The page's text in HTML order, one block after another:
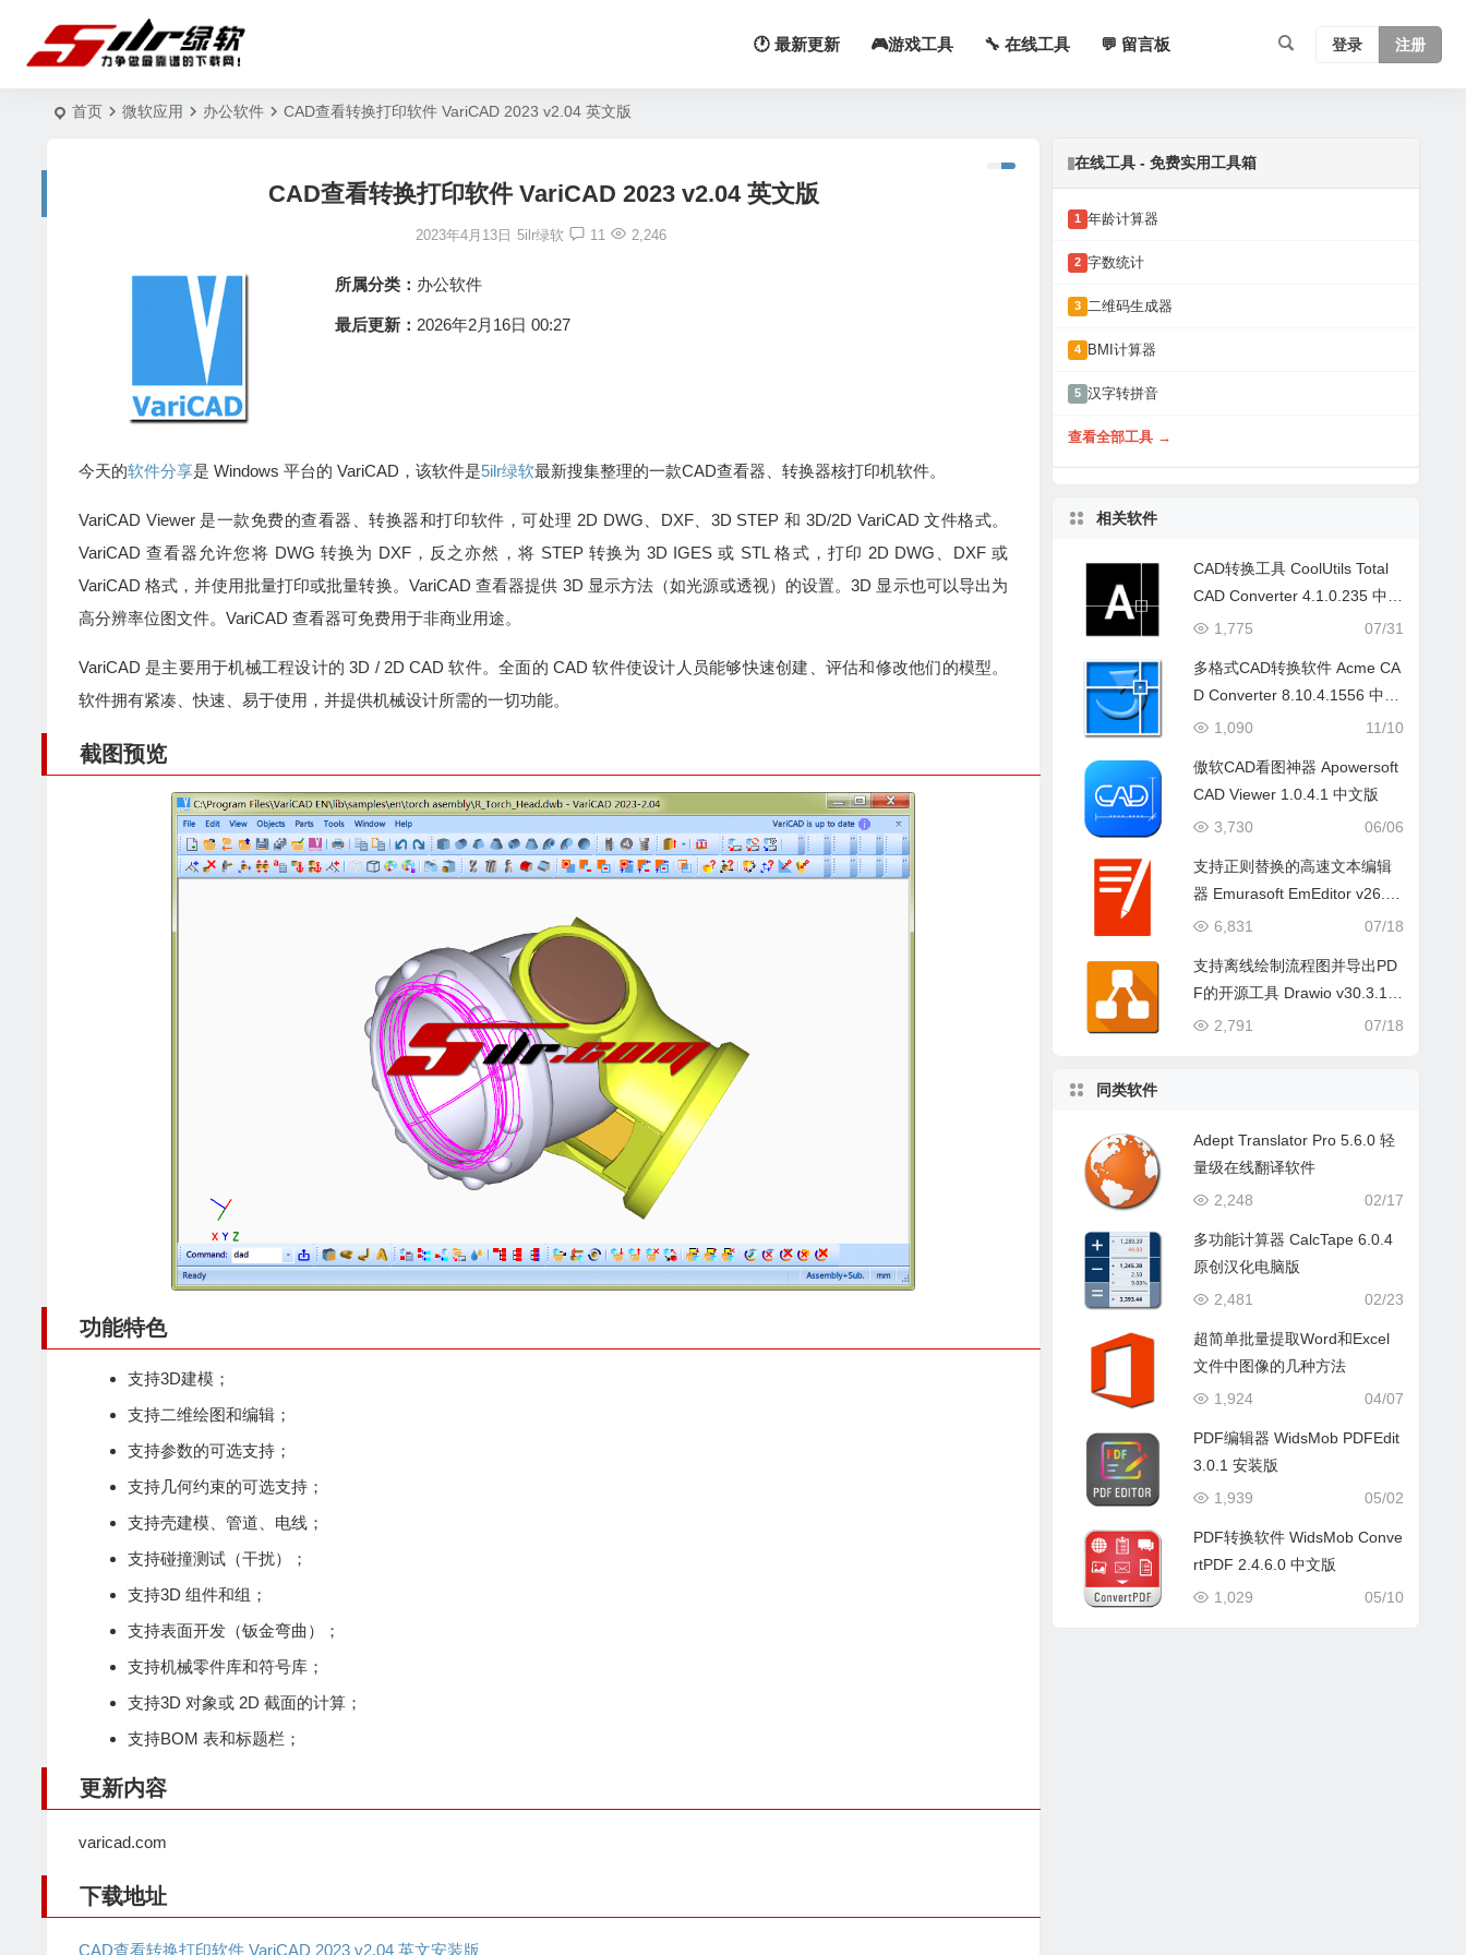
🕐 最新更新 🎮游戏工具 🔧 在线工具 💬 留言板 登录 注册
首页 微软应用 办公软件 CAD查看转换打印软件 VariCAD 2023 v2.04 英文版
CAD查看转换打印软件 VariCAD 2023 v2.04 英文版
2023年4月13日 5ilr绿软 11 2,246
所属分类： 办公软件
最后更新： 2026年2月16日 00:27
今天的软件分享是 Windows 平台的 VariCAD，该软件是5ilr绿软最新搜集整理的一款CAD查看器、转换器核打印机软件。
VariCAD Viewer 是一款免费的查看器、转换器和打印软件，可处理 2D DWG、DXF、3D STEP 和 3D/2D VariCAD 文件格式。
VariCAD 查看器允许您将 DWG 转换为 DXF，反之亦然，将 STEP 转换为 3D IGES 或 STL 格式，打印 2D DWG、DXF 或
VariCAD 格式，并使用批量打印或批量转换。VariCAD 查看器提供 3D 显示方法（如光源或透视）的设置。3D 显示也可以导出为
高分辨率位图文件。VariCAD 查看器可免费用于非商业用途。
VariCAD 是主要用于机械工程设计的 3D / 2D CAD 软件。全面的 CAD 软件使设计人员能够快速创建、评估和修改他们的模型。
软件拥有紧凑、快速、易于使用，并提供机械设计所需的一切功能。
截图预览
功能特色
支持3D建模；
支持二维绘图和编辑；
支持参数的可选支持；
支持几何约束的可选支持；
支持壳建模、管道、电线；
支持碰撞测试（干扰）；
支持3D 组件和组；
支持表面开发（钣金弯曲）；
支持机械零件库和符号库；
支持3D 对象或 2D 截面的计算；
支持BOM 表和标题栏；
更新内容
varicad.com
下载地址
CAD查看转换打印软件 VariCAD 2023 v2.04 英文安装版
在线工具 - 免费实用工具箱
1 年龄计算器
2 字数统计
3 二维码生成器
4 BMI计算器
5 汉字转拼音
查看全部工具 →
相关软件
CAD转换工具 CoolUtils Total
CAD Converter 4.1.0.235 中文
绿色版
07/31
1,775
多格式CAD转换软件 Acme CA
D Converter 8.10.4.1556 中文
绿色版
11/10
1,090
傲软CAD看图神器 Apowersoft
CAD Viewer 1.0.4.1 中文版
06/06
3,730
支持正则替换的高速文本编辑
器 Emurasoft EmEditor v26.2.
2 中文版
07/18
6,831
支持离线绘制流程图并导出PD
F的开源工具 Drawio v30.3.14
中文版
07/18
2,791
同类软件
Adept Translator Pro 5.6.0 轻
量级在线翻译软件
02/17
2,248
多功能计算器 CalcTape 6.0.4
原创汉化电脑版
02/23
2,481
超简单批量提取Word和Excel
文件中图像的几种方法
04/07
1,924
PDF编辑器 WidsMob PDFEdit
3.0.1 安装版
05/02
1,939
PDF转换软件 WidsMob Conve
rtPDF 2.4.6.0 中文版
05/10
1,029